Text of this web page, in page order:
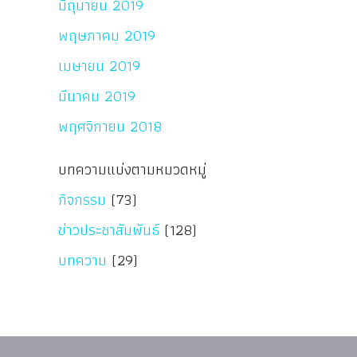
มิถุนายน 2019
พฤษภาคม 2019
เมษายน 2019
มีนาคม 2019
พฤศจิกายน 2018
บทความแบ่งตามหมวดหมู่
กิจกรรม (73)
ข่าวประชาสัมพันธ์(128)
บทความ (29)